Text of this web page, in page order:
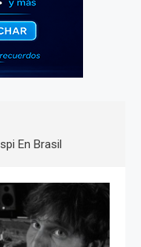
En Brasil